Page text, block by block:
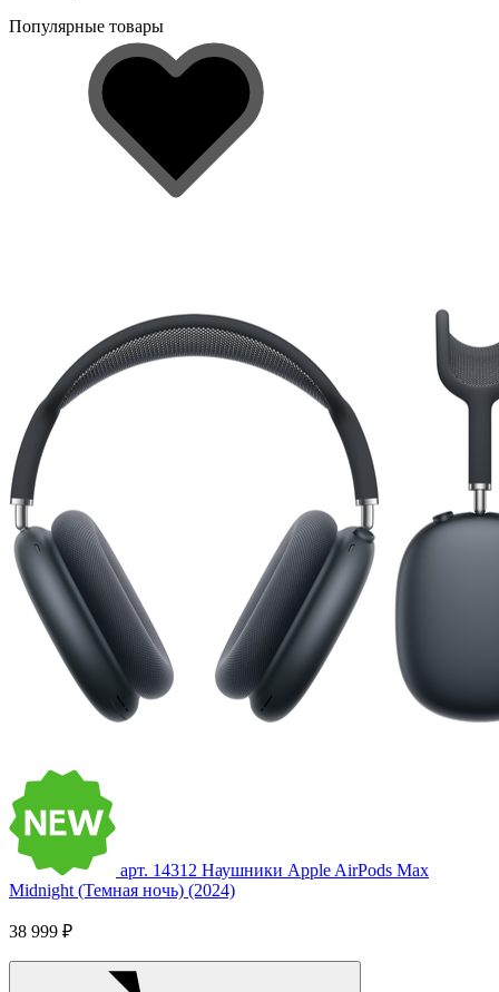
Популярные товары
арт. 14312 Наушники Apple AirPods Max
Midnight (Темная ночь) (2024)
38 999 ₽